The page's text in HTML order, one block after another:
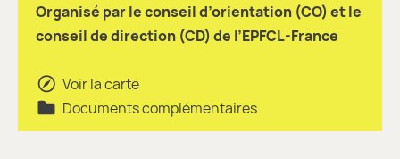
Organisé par le conseil d’orientation (CO) et le
conseil de direction (CD) de l’EPFCL-France
Voir la carte
Documents complémentaires